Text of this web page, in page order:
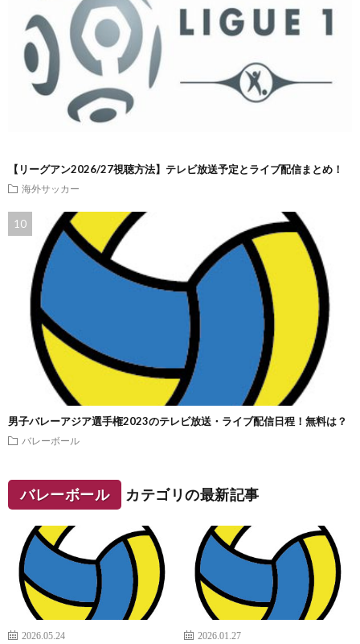
【リーグアン2026/27視聴方法】テレビ放送予定とライブ配信まとめ！
海外サッカー
男子バレーアジア選手権2023のテレビ放送・ライブ配信日程！無料は？
バレーボール
バレーボール カテゴリの最新記事
2026.05.24
2026.01.27